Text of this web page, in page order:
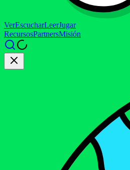
VerEscucharLeerJugar
RecursosPartnersMisión